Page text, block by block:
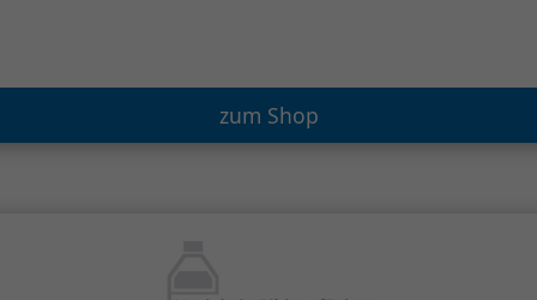
zum Shop